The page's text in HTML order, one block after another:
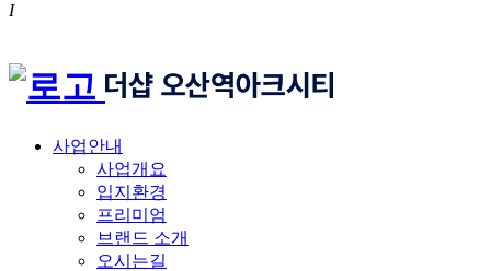
I
사업안내
사업개요
입지환경
프리미엄
브랜드 소개
오시는길